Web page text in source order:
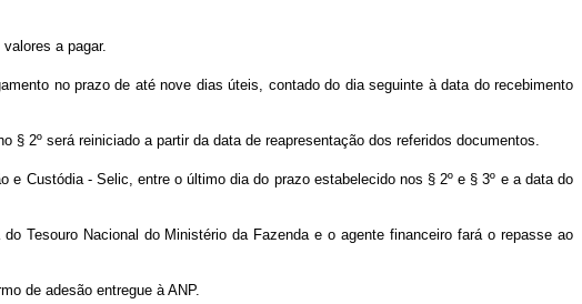
a pagar.
no prazo de até nove dias úteis, contado do dia seguinte à data do recebimento
§ 2º será reiniciado a partir da data de reapresentação dos referidos documentos.
Custódia - Selic, entre o último dia do prazo estabelecido nos § 2º e § 3º e a data do
Tesouro Nacional do Ministério da Fazenda e o agente financeiro fará o repasse ao
de adesão entregue à ANP.